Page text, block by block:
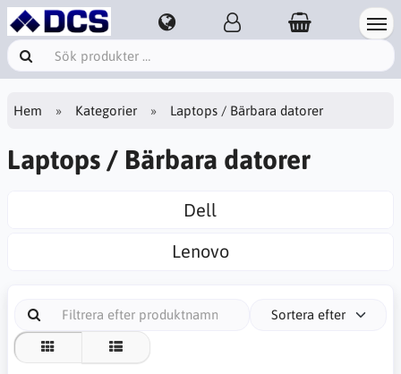
Hem Kategorier Laptops / Bärbara datorer
Laptops / Bärbara datorer
Dell
Lenovo
Sortera efter